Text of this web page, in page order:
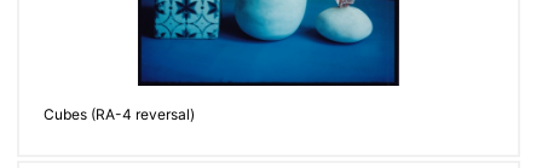
Cubes (RA-4 reversal)